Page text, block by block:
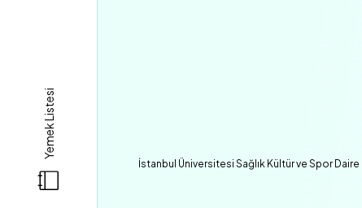
Yemek Listesi
İstanbul Üniversitesi Sağlık Kültür ve Spor Daire